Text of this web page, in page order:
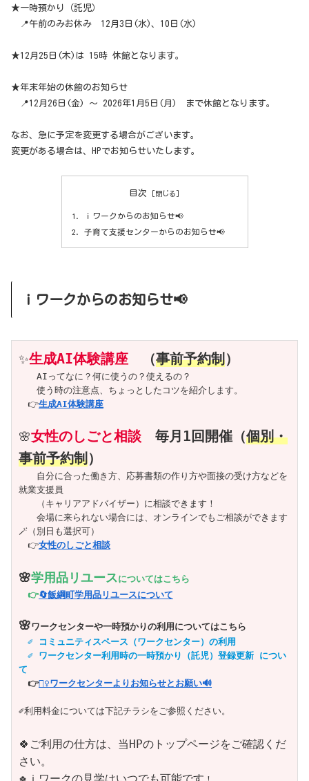
★一時預かり（託児）
📍午前のみお休み 12月3日(水)、10日(水)
★12月25日(木)は 15時 休館となります。
★年末年始の休館のお知らせ
📍12月26日(金) ～ 2026年1月5日(月) まで休館となります。
なお、急に予定を変更する場合がございます。
変更がある場合は、HPでお知らせいたします。
目次
ｉワークからのお知らせ📢
子育て支援センターからのお知らせ📢
ｉワークからのお知らせ📢
✨生成AI体験講座 （事前予約制）
AIってなに？何に使うの？使えるの？
使う時の注意点、ちょっとしたコツを紹介します。
👉生成AI体験講座
🌸女性のしごと相談 毎月1回開催 （個別・
事前予約制）
自分に合った働き方、応募書類の作り方や面接の受け方などを
就業支援員
（キャリアアドバイザー）に相談できます！
会場に来られない場合には、オンラインでもご相談ができます
🪄（別日も選択可）
👉女性のしごと相談
🌸学用品リユースについてはこちら
👉🔄️飯綱町学用品リユースについて
🌸ワークセンターや一時預かりの利用についてはこちら
✐ コミュニティスペース（ワークセンター）の利用
✐ ワークセンター利用時の一時預かり（託児）登録更新 につい
て
👉💁‍♀️ワークセンターよりお知らせとお願い🔊
🍀ご利用の仕方は、当HPのトップページをご確認くだ
さい。